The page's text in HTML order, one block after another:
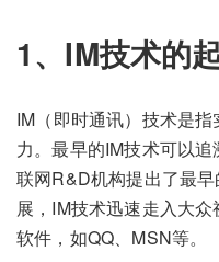
1、IM技术的
IM（即时通讯）技术是
力。最早的IM技术可以
联网R&D机构提出了最
展，IM技术迅速走入大
软件，如QQ、MSN等。